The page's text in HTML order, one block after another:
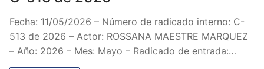
Fecha: 11/05/2026 – Número de radicado interno: C-
513 de 2026 – Actor: ROSSANA MAESTRE MARQUEZ
– Año: 2026 – Mes: Mayo – Radicado de entrada:…